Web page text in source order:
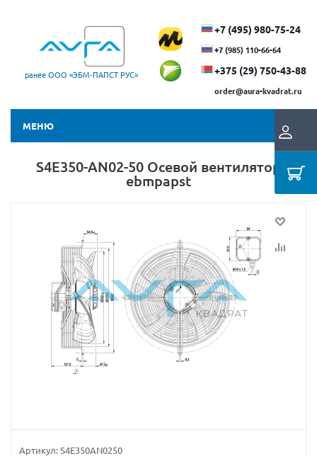
ранее ООО «ЭБМ‑ПАПСТ РУС»
+7 (495) 980-75-24
+7 (985) 110-66-64
+375 (29) ​750-43-88
order@aura-kvadrat.ru
МЕНЮ
S4E350-AN02-50 Осевой вентилятор
ebmpapst
Артикул:S4E350AN0250